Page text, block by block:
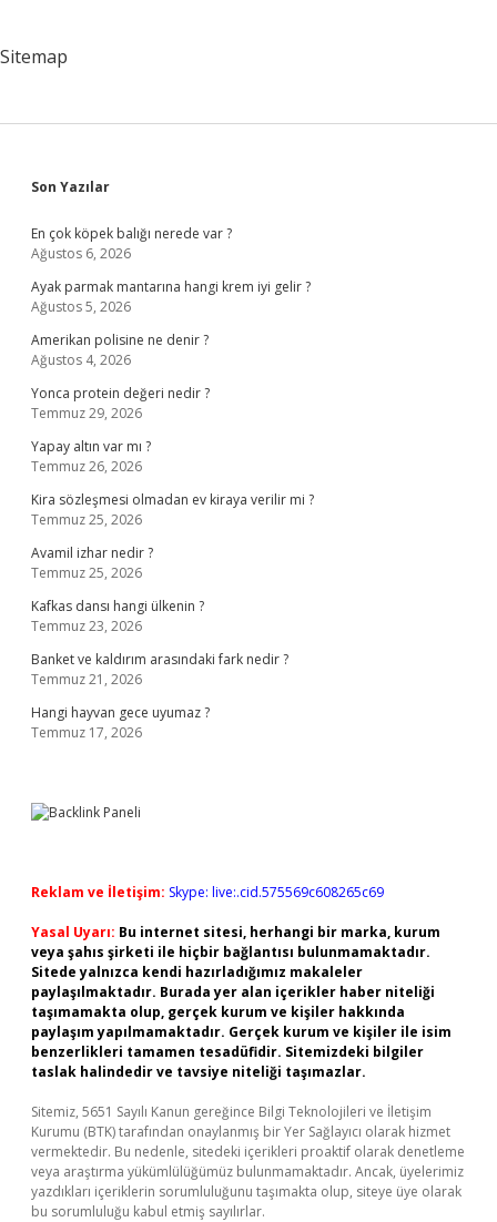
Sitemap
Sidebar
Son Yazılar
En çok köpek balığı nerede var ?
Ağustos 6, 2026
Ayak parmak mantarına hangi krem iyi gelir ?
Ağustos 5, 2026
Amerikan polisine ne denir ?
Ağustos 4, 2026
Yonca protein değeri nedir ?
Temmuz 29, 2026
Yapay altın var mı ?
Temmuz 26, 2026
Kira sözleşmesi olmadan ev kiraya verilir mi ?
Temmuz 25, 2026
Avamil izhar nedir ?
Temmuz 25, 2026
Kafkas dansı hangi ülkenin ?
Temmuz 23, 2026
Banket ve kaldırım arasındaki fark nedir ?
Temmuz 21, 2026
Hangi hayvan gece uyumaz ?
Temmuz 17, 2026
Reklam ve İletişim: Skype: live:.cid.575569c608265c69
Yasal Uyarı: Bu internet sitesi, herhangi bir marka, kurum
veya şahıs şirketi ile hiçbir bağlantısı bulunmamaktadır.
Sitede yalnızca kendi hazırladığımız makaleler
paylaşılmaktadır. Burada yer alan içerikler haber niteliği
taşımamakta olup, gerçek kurum ve kişiler hakkında
paylaşım yapılmamaktadır. Gerçek kurum ve kişiler ile isim
benzerlikleri tamamen tesadüfidir. Sitemizdeki bilgiler
taslak halindedir ve tavsiye niteliği taşımazlar.
Sitemiz, 5651 Sayılı Kanun gereğince Bilgi Teknolojileri ve İletişim
Kurumu (BTK) tarafından onaylanmış bir Yer Sağlayıcı olarak hizmet
vermektedir. Bu nedenle, sitedeki içerikleri proaktif olarak denetleme
veya araştırma yükümlülüğümüz bulunmamaktadır. Ancak, üyelerimiz
yazdıkları içeriklerin sorumluluğunu taşımakta olup, siteye üye olarak
bu sorumluluğu kabul etmiş sayılırlar.